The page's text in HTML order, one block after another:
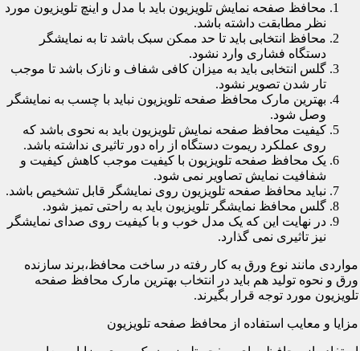
محافظ صفحه نمایش تلویزیون باید با مدل و اینچ تلویزیون مورد
نظر مطابقت داشته باشد.
محافظ انتخابی باید تا حد ممکن سبک باشد تا به نمایشگر
دستگاه فشاری وارد نشود.
گلس انتخابی باید به میزان کافی شفاف و نازک باشد تا موجب
تار شدن تصویر نشود.
بهترین مارک محافظ صفحه تلویزیون نباید با چسب به نمایشگر
وصل شود.
کیفیت محافظ صفحه نمایش تلویزیون باید به نحوی باشد که
روی عملکرد ریموت دستگاه از راه دور تاثیری نداشته باشد.
یک محافظ صفحه تلویزیون با کیفیت موجب کاهش کیفیت و
شفافیت نمایش تصاویر نمی شود.
نباید محافظ صفحه تلویزیون روی نمایشگر قابل تشخیص باشد.
گلس محافظ نمایشگر تلویزیون باید به راحتی تمیز شود.
در نهایت این که یک مدل خوب و با کیفیت روی صدای نمایشگر
نیز تاثیری نمی گذارد.
مواردی مانند نوع ورق به کار رفته در ساخت محافظ،برند سازنده
ورق و نحوه تولید هم باید در انتخاب بهترین مارک محافظ صفحه
تلویزیون مورد توجه قرار بگیرند.
مزایا و معایب استفاده از محافظ صفحه تلویزیون